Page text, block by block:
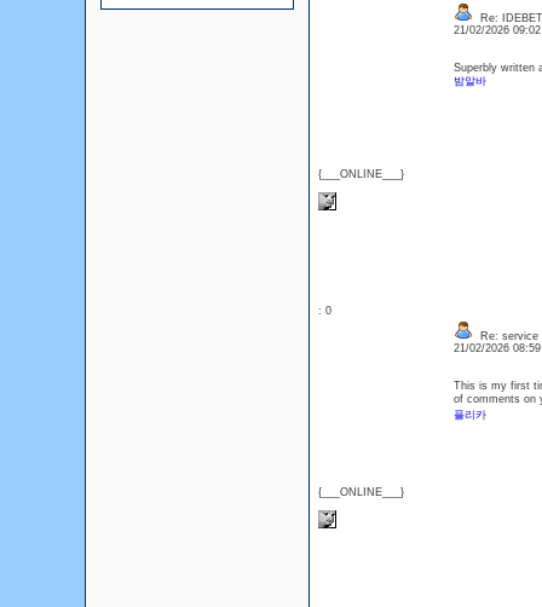
{___ONLINE___}
Re: IDEBET
21/02/2026
Superbly written
밤알바
: 0
{___ONLINE___}
Re: service
21/02/2026
This is my first
of comments on
플리카